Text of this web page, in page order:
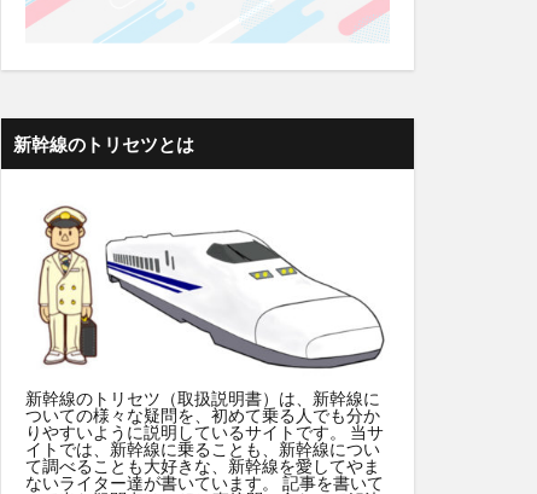
新幹線のトリセツとは
新幹線のトリセツ（取扱説明書）は、新幹線に
ついての様々な疑問を、初めて乗る人でも分か
りやすいように説明しているサイトです。 当サ
イトでは、新幹線に乗ることも、新幹線につい
て調べることも大好きな、新幹線を愛してやま
ないライター達が書いています。 記事を書いて